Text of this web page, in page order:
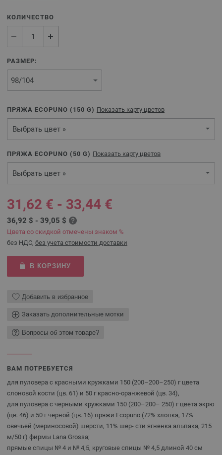
КОЛИЧЕСТВО
РАЗМЕР:
ПРЯЖА ECOPUNO ( 150 G) Показать карту цветов
Выбрать цвет »
ПРЯЖА ECOPUNO ( 50 G) Показать карту цветов
Выбрать цвет »
31,62 € - 33,44 €
36,92 $ - 39,05 $
Цвета со скидкой отмечены знаком %
без НДС, без учета стоимости доставки
В КОРЗИНУ
Добавить в избранное
Заказать дополнительные мотки
Вопросы об этом товаре?
ВАМ ПОТРЕБУЕТСЯ
для пуловера с красными кружками 150 (200–200–250) г цвета
слоновой кости (цв. 61) и 50 г красно-оранжевой (цв. 34),
для пуловера с черными кружками 150 (200–200– 250) г цвета экрю
(цв. 46) и 50 г черной (цв. 16) пряжи Ecopuno (72% хлопка, 17%
овечьей (мериносовой) шерсти, 11% шер- сти ягненка альпака, 215
м/50 г) фирмы Lana Grossa;
прямые спицы № 4 и № 4,5, круговые спицы № 4,5 длиной 40 см